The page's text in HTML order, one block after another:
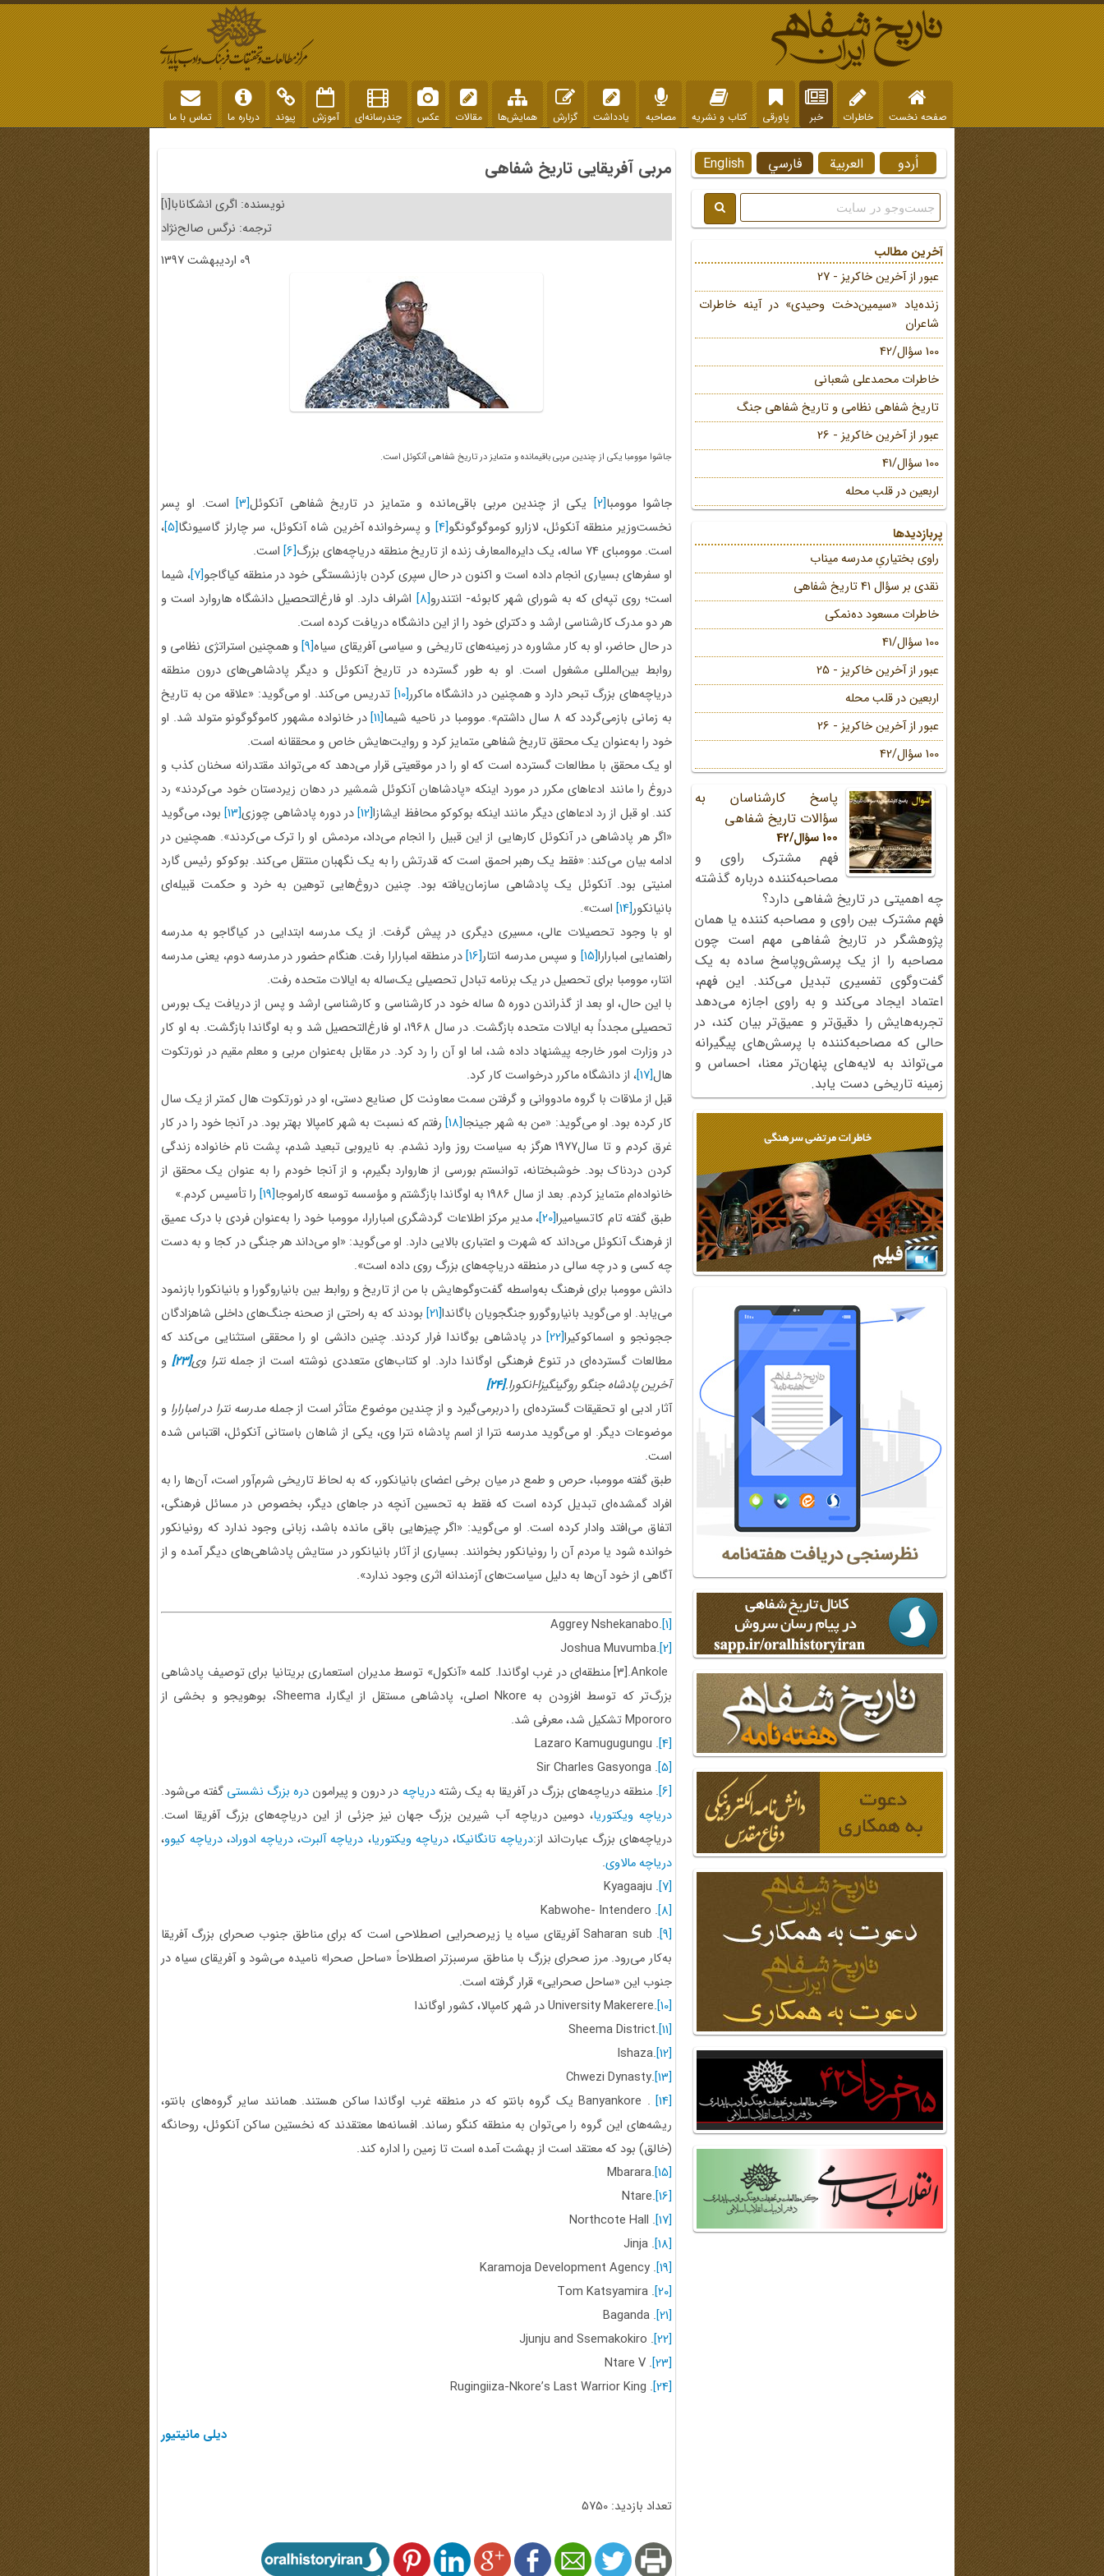
صفحه نخست خاطرات خبر پاورقی کتاب و نشریه مصاحبه یادداشت گزارش همایش‌ها مقالات عکس چندرسانه‌ای آموزش پیوند درباره ما تماس با ما
مربی آفریقایی تاریخ شفاهی
نویسنده: اگری انشکانابا[1]
ترجمه: نرگس صالح‌نژاد
09 اردیبهشت 1397
جاشوا موومبا یکی از چندین مربی باقیمانده و متمایز در تاریخ شفاهی آنکوئل است.
جاشوا موومبا[2] یکی از چندین مربی باقی‌مانده و متمایز در تاریخ شفاهی آنکوئل[3]است. او پسر
نخست‌وزیر منطقه آنکوئل، لازارو کوموگوگونگو[4] و پسرخوانده آخرین شاه آنکوئل، سر چارلز گاسیونگا[5]،
است. موومبای 74 ساله، یک دایره‌المعارف زنده از تاریخ منطقه دریاچه‌های بزرگ
[6] است.
او سفرهای بسیاری انجام داده است و اکنون در حال سپری کردن بازنشستگی خود در منطقه کیاگاجو[7]، شیما
است؛ روی تپه‌ای که به شورای شهر کابوئه- انتندرو[8] اشراف دارد. او فارغ‌التحصیل دانشگاه هاروارد است و
هر دو مدرک کارشناسی ارشد و دکترای خود را از این دانشگاه دریافت کرده است.
در حال حاضر، او به کار مشاوره در زمینه‌های تاریخی و سیاسی آفریقای سیاه[9]و همچنین استراتژی نظامی و
روابط بین‌المللی مشغول است. او به طور گسترده در تاریخ آنکوئل و دیگر پادشاهی‌های درون منطقه
دریاچه‌های بزرگ تبحر دارد و همچنین در دانشگاه ماکرر[10] تدریس می‌کند. او می‌گوید: «علاقه من به تاریخ
به زمانی بازمی‌گردد که 8 سال داشتم». موومبا در ناحیه شیما
[11]در خانواده مشهور کاموگوگونو متولد شد. او
خود را به‌عنوان یک محقق تاریخ شفاهی متمایز کرد و روایت‌هایش خاص و محققانه است.
او یک محقق با مطالعات گسترده است که او را در موقعیتی قرار می‌دهد که می‌تواند مقتدرانه سخنان کذب و
دروغ را مانند ادعاهای مکرر در مورد اینکه «پادشاهان آنکوئل شمشیر در دهان زیردستان خود می‌کردند» رد
کند. او قبل از رد ادعاهای دیگر مانند اینکه بوکوکو محافظ ایشازا[12]در دوره پادشاهی چوزی[13]بود، می‌گوید
«اگر هر پادشاهی در آنکوئل کارهایی از این قبیل را انجام می‌داد، مردمش او را ترک می‌کردند». همچنین در
ادامه بیان می‌کند: «فقط یک رهبر احمق است که قدرتش را به یک نگهبان منتقل می‌کند. بوکوکو رئیس گارد
امنیتی بود. آنکوئل یک پادشاهی سازمان‌یافته بود. چنین دروغ‌هایی توهین به خرد و حکمت قبیله‌ای
بانیانکور[14] است».
او با وجود تحصیلات عالی، مسیری دیگری در پیش گرفت. از یک مدرسه ابتدایی در کیاگاجو به مدرسه
راهنمایی امبارارا[15] و سپس مدرسه انتار[16]در منطقه امبارارا رفت. هنگام حضور در مدرسه دوم، یعنی مدرسه
انتار، موومبا برای تحصیل در یک برنامه تبادل تحصیلی یک‌ساله به ایالات متحده رفت.
با این حال، او بعد از گذراندن دوره 5 ساله خود در کارشناسی و کارشناسی ارشد و پس از دریافت یک بورس
تحصیلی مجدداً به ایالات متحده بازگشت. در سال 1968، او فارغ‌التحصیل شد و به اوگاندا بازگشت. به او کار
در وزارت امور خارجه پیشنهاد داده شد، اما او آن را رد کرد. در مقابل به‌عنوان مربی و معلم مقیم در نورتکوت
هال[17]، از دانشگاه ماکرر درخواست کار کرد.
قبل از ملاقات با گروه مادووانی و گرفتن سمت معاونت کل صنایع دستی، او در نورتکوت هال کمتر از یک سال
کار کرده بود. او می‌گوید: «من به شهر جینجا[18]رفتم که نسبت به شهر کامپالا بهتر بود. در آنجا خود را در کار
غرق کردم و تا سال1977 هرگز به سیاست روز وارد نشدم. به نایروبی تبعید شدم، پشت نام خانواده زندگی
کردن دردناک بود. خوشبختانه، توانستم بورسی از هاروارد بگیرم، و از آنجا خودم را به عنوان یک محقق از
خانواده‌ام متمایز کردم. بعد از سال 1986 به اوگاندا بازگشتم و مؤسسه توسعه کاراموجا
[19] را تأسیس کردم.»
طبق گفته تام کاتسیامیرا[20]، مدیر مرکز اطلاعات گردشگری امبارارا، موومبا خود را به‌عنوان فردی با درک عمیق
از فرهنگ آنکوئل می‌داند که شهرت و اعتباری بالایی دارد. او می‌گوید: «او می‌داند هر جنگی در کجا و به دست
چه کسی و در چه سالی در منطقه دریاچه‌های بزرگ روی داده است».
دانش موومبا برای فرهنگ به‌واسطه گفت‌وگوهایش با من از تاریخ و روابط بین بانیاروگورا و بانیانکورا بازنمود
می‌یابد. او می‌گوید بانیاروگورو جنگجویان باگاندا[21] بودند که به راحتی از صحنه جنگ‌های داخلی شاهزادگان
ججونجو و اسماکوکیرا[22]در پادشاهی بوگاندا فرار کردند. چنین دانشی او را محققی استثنایی می‌کند که
مطالعات گسترده‌ای در تنوع فرهنگی اوگاندا دارد. او کتاب‌‌های متعددی نوشته است از جملهنترا وی[23] و
آخرین پادشاه جنگو روگینگیزا-انکورا.[24]
آثار ادبی او تحقیقات گسترده‌ای را دربرمی‌گیرد و از چندین موضوع متأثر است از جملهمدرسه نترا در امبارارا و
موضوعات دیگر. او می‌گوید مدرسه نترا از اسم پادشاه نترا وی، یکی از شاهان باستانی آنکوئل، اقتباس شده
است.
طبق گفته موومبا، حرص و طمع در میان برخی اعضای بانیانکور، که به لحاظ تاریخی شرم‌آور است، آن‌ها را به
افراد گمشده‌ای تبدیل کرده‌ است که فقط به تحسین آنچه در جاهای دیگر، بخصوص در مسائل فرهنگی،
اتفاق می‌افتد وادار کرده است. او می‌گوید: «اگر چیزهایی باقی مانده باشد، زبانی وجود ندارد که رونیانکور
خوانده شود یا مردم آن را رونیانکور بخوانند. بسیاری از آثار بانیانکور در ستایش پادشاهی‌های دیگر آمده و از
آگاهی از خود آن‌ها به دلیل سیاست‌های آزمندانه اثری وجود ندارد».
[1]
.
Aggrey Nshekanabo
[2]
.
Joshua Muvumba
Ankole
.
[3]منطقه‌ای در غرب اوگاندا. کلمه «آنکول» توسط مدیران استعماری بریتانیا برای توصیف پادشاهی
بزرگ‌تر که توسط افزودن به Nkoreاصلی، پادشاهی مستقل از ایگارا،Sheema، بوهویجو و بخشی از
Mpororoتشکیل شد، معرفی شد.
[4]
.
[5]
.
[6]. منطقه دریاچه‌های بزرگ در آفریقا به یک رشتهدریاچه در درون و پیرامون دره بزرگ نشستی گفته می‌شود.
دریاچه ویکتوریا، دومین دریاچه آب شیرین بزرگ جهان نیز جزئی از این دریاچه‌های بزرگ آفریقا است.
دریاچه‌های بزرگ عبارت‌اند از:دریاچه تانگانیکا،دریاچه ویکتوریا، دریاچه آلبرت، دریاچه ادوراد، دریاچه کیوو،
دریاچه مالاوی.
[7]
.
[8]
.
[9]
.
sub
Saharanآفریقای سیاه یا زیرصحرایی اصطلاحی است که برای مناطق جنوب صحرای بزرگ آفریقا
به‌کار می‌رود. مرز صحرای بزرگ با مناطق سرسبزتر اصطلاحاً «ساحل صحرا» نامیده می‌شود و آفریقای سیاه در
جنوب این «ساحل صحرایی» قرار گرفته ‌است.
[10]
.
Makerere
Universityدر شهر کامپالا، کشور اوگاندا
[11]
.
Sheema District
[12]
.
Ishaza
[13]
.
Chwezi Dynasty
[14]
.
Banyankore یک گروه بانتو که در منطقه غرب اوگاندا ساکن هستند. همانند سایر گروه‌های بانتو،
ریشه‌های این گروه را می‌توان به منطقه کنگو رساند. افسانه‌ها معتقدند که نخستین ساکن آنکوئل، روحانگه
(خالق) بود که معتقد است از بهشت آمده است تا زمین را اداره کند.
[15]
.
Mbarara
[16]
.
Ntare
[17]
.
[18]
.
[19]
.
[20]
.
[21]
.
[22]
.
[23]
.
[24]
.
دیلی مانیتیور
تعداد بازدید: 5750
English فارسي العربية اُردو
آخرین مطالب
عبور از آخرین خاکریز - 27
زنده‌یاد «سیمین‌دخت وحیدی» در آینه خاطرات
شاعران
100 سؤال/42
خاطرات محمد‌علی شعبانی
تاریخ شفاهی نظامی و تاریخ شفاهی جنگ
عبور از آخرین خاکریز - 26
100 سؤال/41
اربعین در قلب محله
پربازدیدها
راوی بختیاریِ مدرسه میناب
نقدی بر سؤال 41 تاریخ شفاهی
خاطرات مسعود ده‌نمکی
100 سؤال/41
عبور از آخرین خاکریز - 25
اربعین در قلب محله
عبور از آخرین خاکریز - 26
100 سؤال/42
پاسخ کارشناسان به
سؤالات تاریخ شفاهی
100 سؤال/42
فهم مشترک راوی و
مصاحبه‌کننده درباره گذشته
چه اهمیتی در تاریخ شفاهی دارد؟
فهم مشترک بین راوی و مصاحبه کننده یا همان
پژوهشگر در تاریخ شفاهی مهم است چون
مصاحبه را از یک پرسش‌وپاسخ ساده به یک
گفت‌وگوی تفسیری تبدیل می‌کند. این فهم،
اعتماد ایجاد می‌کند و به راوی اجازه می‌دهد
تجربه‌هایش را دقیق‌تر و عمیق‌تر بیان کند، در
حالی که مصاحبه‌کننده با پرسش‌های پیگیرانه
می‌تواند به لایه‌های پنهان‌تر معنا، احساس و
زمینه تاریخی دست یابد.